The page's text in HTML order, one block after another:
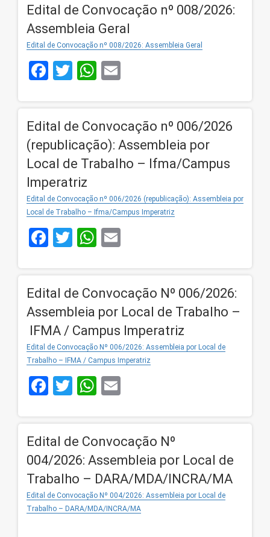
Edital de Convocação nº 008/2026:
Assembleia Geral
Edital de Convocação nº 008/2026: Assembleia Geral
Facebook
TwitterWhatsApp
Edital de Convocação nº 006/2026
(republicação): Assembleia por
Local de Trabalho – Ifma/Campus
Imperatriz
Edital de Convocação nº 006/2026 (republicação): Assembleia por
Local de Trabalho – Ifma/Campus Imperatriz
Facebook
TwitterWhatsApp
Edital de Convocação Nº 006/2026:
Assembleia por Local de Trabalho –
IFMA / Campus Imperatriz
Edital de Convocação Nº 006/2026: Assembleia por Local de
Trabalho – IFMA / Campus Imperatriz
Facebook
TwitterWhatsApp
Edital de Convocação Nº
004/2026: Assembleia por Local de
Trabalho – DARA/MDA/INCRA/MA
Edital de Convocação Nº 004/2026: Assembleia por Local de
Trabalho – DARA/MDA/INCRA/MA